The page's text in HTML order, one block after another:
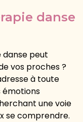
danse
danse peut
vos proches ?
à toute
émotions
une voie
se comprendre.